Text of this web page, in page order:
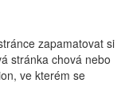
zapamatovat si
stránka chová nebo
ve kterém se